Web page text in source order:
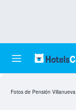
Fotos de Pensión Villanueva